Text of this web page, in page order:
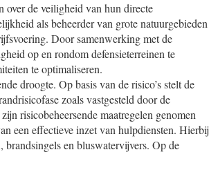
over de veiligheid van hun directe
als beheerder van grote natuurgebieden
Door samenwerking met de
op en rondom defensieterreinen te
te optimaliseren.
droogte. Op basis van de risico’s stelt de
zoals vastgesteld door de
risicobeheersende maatregelen genomen
een effectieve inzet van hulpdiensten. Hierbij
brandsingels en bluswatervijvers. Op de